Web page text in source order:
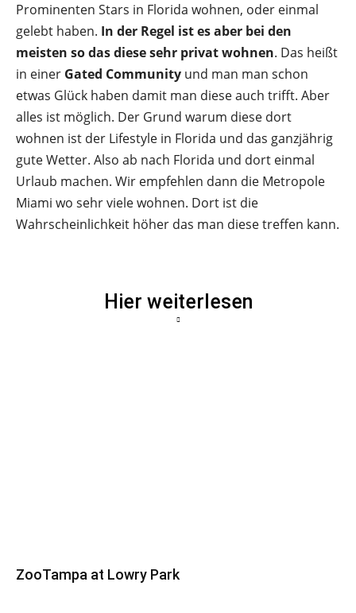
Prominenten Stars in Florida wohnen, oder einmal
gelebt haben. In der Regel ist es aber bei den
meisten so das diese sehr privat wohnen. Das heißt
in einer Gated Community und man man schon
etwas Glück haben damit man diese auch trifft. Aber
alles ist möglich. Der Grund warum diese dort
wohnen ist der Lifestyle in Florida und das ganzjährig
gute Wetter. Also ab nach Florida und dort einmal
Urlaub machen. Wir empfehlen dann die Metropole
Miami wo sehr viele wohnen. Dort ist die
Wahrscheinlichkeit höher das man diese treffen kann.
Hier weiterlesen
ZooTampa at Lowry Park